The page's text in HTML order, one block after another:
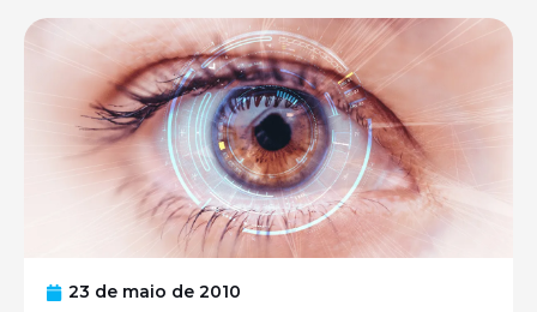
23 de maio de 2010